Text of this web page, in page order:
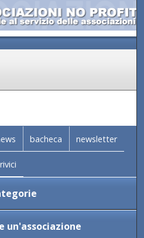
bacheca newsletter
un'associazione